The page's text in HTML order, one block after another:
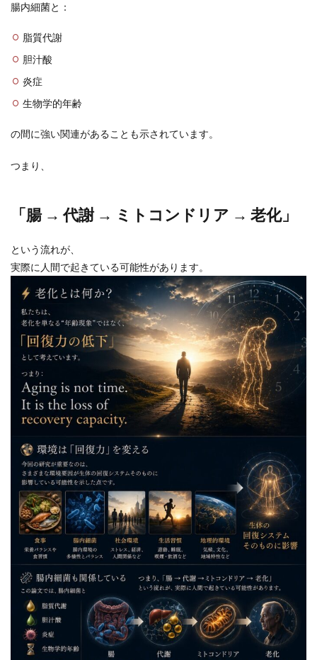
腸内細菌と：
脂質代謝
胆汁酸
炎症
生物学的年齢
の間に強い関連があることも示されています。
つまり、
「腸 → 代謝 → ミトコンドリア → 老化」
という流れが、
実際に人間で起きている可能性があります。